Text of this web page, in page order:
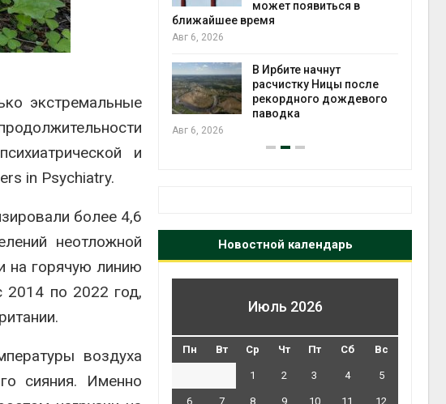
экстремальные
и
in Psychiatry.
более 4,6
неотложной
на горячую линию
2014 по 2022 год,
воздуха
сияния. Именно
может появиться в
время
рекордного дождевого
паводка
Авг 5, 2026
крокодилов для охраны
израильской тюрьмы
Авг 5, 2026
Новостной календарь
Июль 2026
Пн Вт Ср Чт Пт Сб Вс
1 2 3 4 5
6 7 8 9 10 11 12